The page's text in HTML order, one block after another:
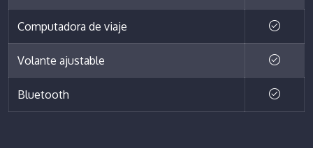
Computadora de viaje
Volante ajustable
Bluetooth